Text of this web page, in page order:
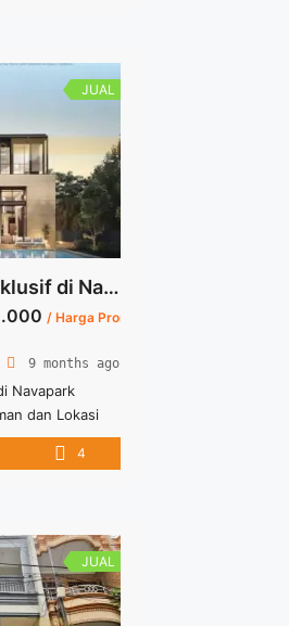
Kitchen 2
... <a
TYPE 10 –
more"
property/aerra-
bsd-city/" aria-
BSD
JUAL
Rumah Mewah Esklusif di Navapark Rumah Villa 3 Lantai Hunian Nyaman dan Lokasi Strategis di BSD City
/ Harga Promo Lauching Disc 10 %
9 months ago
Navapark
dan Lokasi
: Hunian
LB : 750 sqm
... <a
di Navapark
Nyaman dan
class="read-
4
JUAL